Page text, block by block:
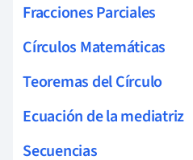
Fracciones Parciales
Círculos Matemáticas
Teoremas del Círculo
Ecuación de la mediatriz
Secuencias